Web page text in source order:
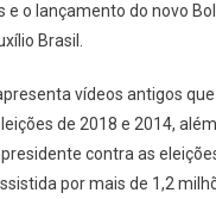
e o lançamento do novo
Brasil.
vídeos antigos
de 2018 e 2014,
contra as
por mais de 1,2